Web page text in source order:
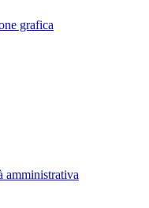
grafica
amministrativa